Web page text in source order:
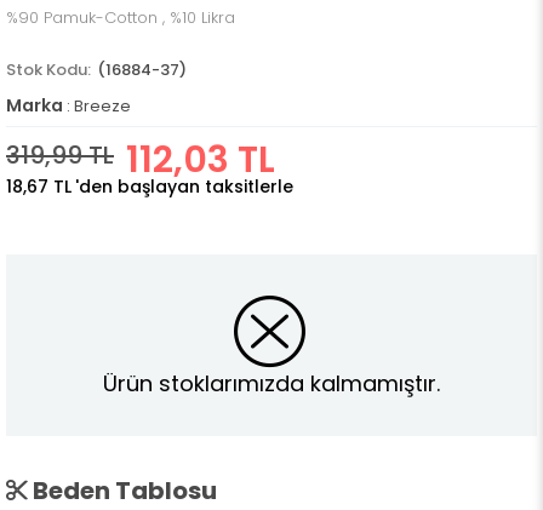
%90 Pamuk-Cotton , %10 Likra
(16884-37)
Marka : Breeze
319,99 TL 112,03 TL
18,67 TL 'den başlayan taksitlerle
Ürün stoklarımızda kalmamıştır.
Beden Tablosu